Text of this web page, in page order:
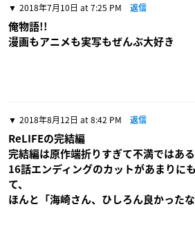
2018年7月10日 at 7:25 PM 返信
俺物語!!
漫画もアニメも実写もぜんぶ大好き
2018年8月12日 at 8:42 PM 返信
ReLIFEの完結編
完結編は原作端折りすぎて不満ではある
16話エンディングのカットがあまりに
て、
ほんと「海崎さん、ひしろん良かった